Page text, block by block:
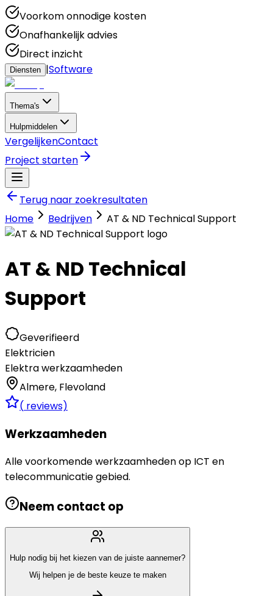
Voorkom onnodige kosten
Onafhankelijk advies
Direct inzicht
Diensten |Software
Thema's
Hulpmiddelen
VergelijkenContact
Project starten
Terug naar zoekresultaten
Home
Bedrijven AT & ND Technical Support
AT & ND Technical
Support
Geverifieerd
Elektricien
Elektra werkzaamheden
Almere, Flevoland
( reviews)
Werkzaamheden
Alle voorkomende werkzaamheden op ICT en
telecommunicatie gebied.
Neem contact op
Hulp nodig bij het kiezen van de juiste aannemer?
Wij helpen je de beste keuze te maken